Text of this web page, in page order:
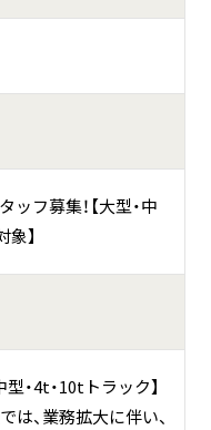
フ募集！【大型・中
】
・4t・10tトラック】
、業務拡大に伴い、